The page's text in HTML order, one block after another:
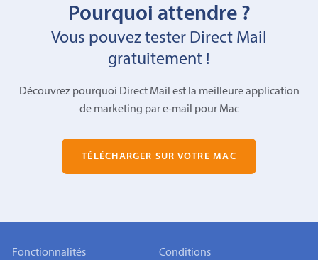
Pourquoi attendre ?
Vous pouvez tester Direct Mail
gratuitement !
Découvrez pourquoi Direct Mail est la meilleure application
de marketing par e-mail pour Mac
TÉLÉCHARGER SUR VOTRE MAC
Fonctionnalités Conditions